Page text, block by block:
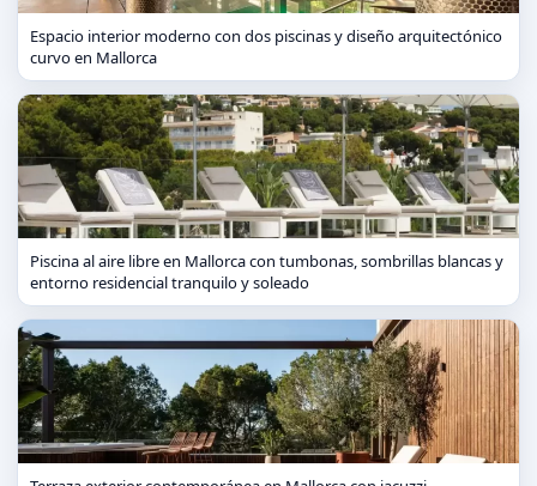
Espacio interior moderno con dos piscinas y diseño arquitectónico
curvo en Mallorca
Piscina al aire libre en Mallorca con tumbonas, sombrillas blancas y
entorno residencial tranquilo y soleado